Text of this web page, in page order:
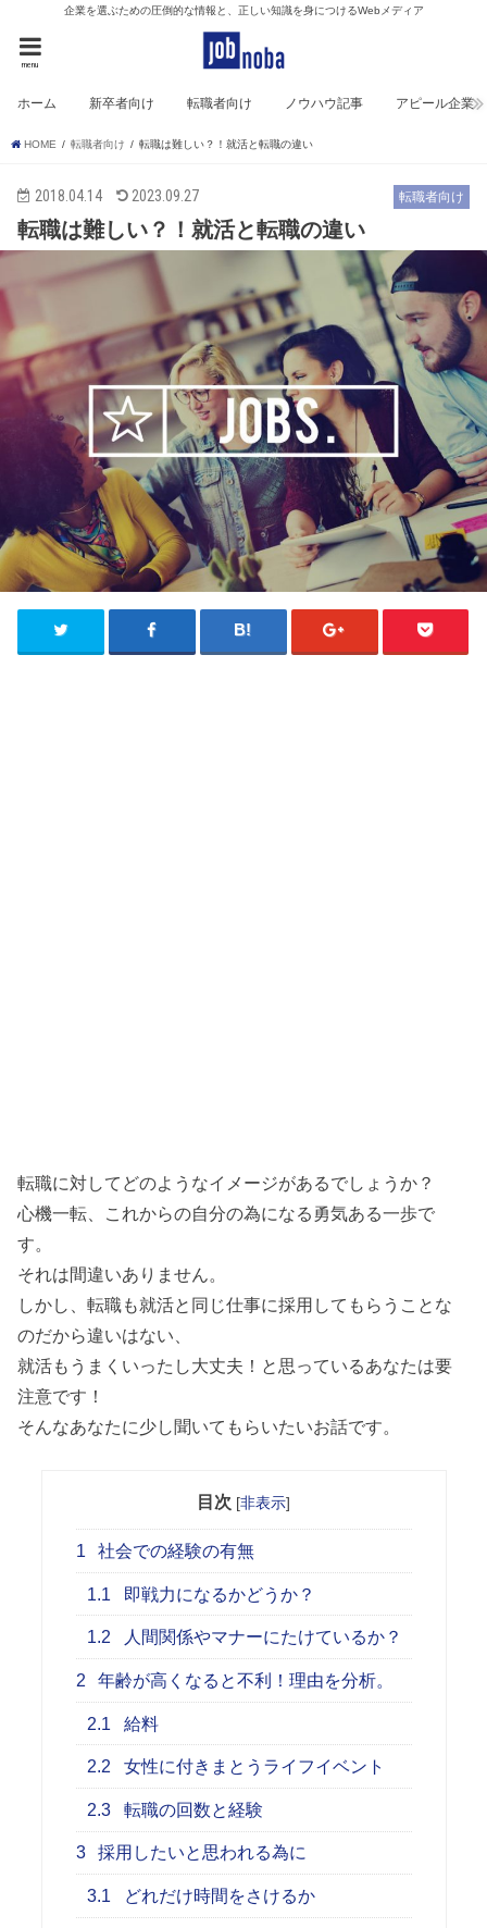
企業を選ぶための圧倒的な情報と、正しい知識を身につけるWebメディア
menu
ホーム 新卒者向け 転職者向け ノウハウ記事 アピール企業
HOME 転職者向け 転職は難しい？！就活と転職の違い
転職者向け
2018.04.14 2023.09.27
転職は難しい？！就活と転職の違い
転職に対してどのようなイメージがあるでしょうか？
心機一転、これからの自分の為になる勇気ある一歩で
す。
それは間違いありません。
しかし、転職も就活と同じ仕事に採用してもらうことな
のだから違いはない、
就活もうまくいったし大丈夫！と思っているあなたは要
注意です！
そんなあなたに少し聞いてもらいたいお話です。
目次 [非表示]
1 社会での経験の有無
1.1 即戦力になるかどうか？
1.2 人間関係やマナーにたけているか？
2 年齢が高くなると不利！理由を分析。
2.1 給料
2.2 女性に付きまとうライフイベント
2.3 転職の回数と経験
3 採用したいと思われる為に
3.1 どれだけ時間をさけるか